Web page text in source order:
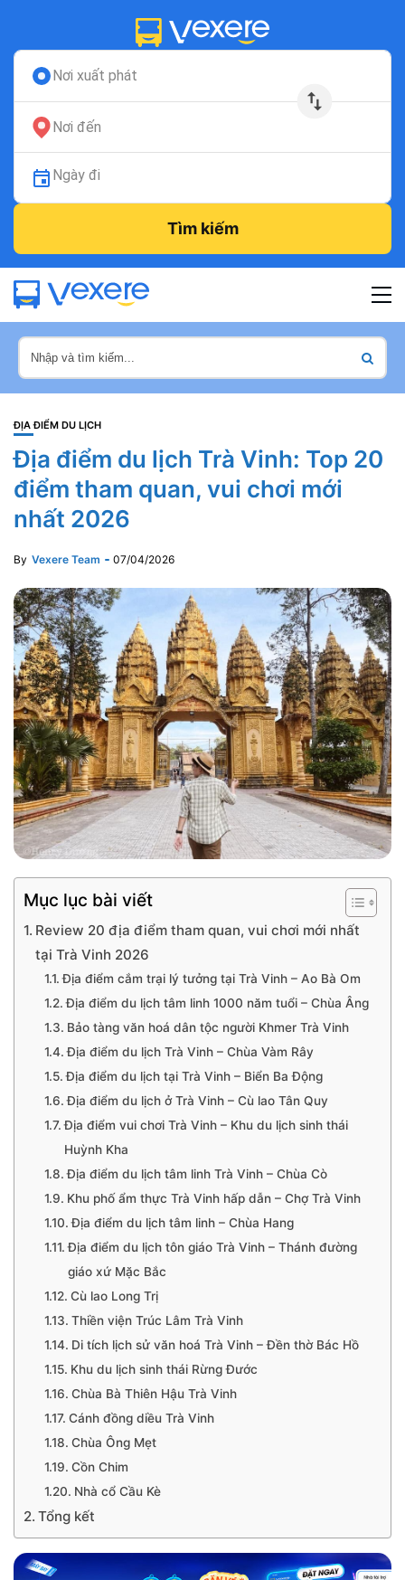
Nơi xuất phát
Nơi đến
Ngày đi
Tìm kiếm
ĐỊA ĐIỂM DU LỊCH
Địa điểm du lịch Trà Vinh: Top 20
điểm tham quan, vui chơi mới
nhất 2026
By Vexere Team 07/04/2026
Mục lục bài viết
Review 20 địa điểm tham quan, vui chơi mới nhất
tại Trà Vinh 2026
Địa điểm cắm trại lý tưởng tại Trà Vinh – Ao Bà Om
Địa điểm du lịch tâm linh 1000 năm tuổi – Chùa Âng
Bảo tàng văn hoá dân tộc người Khmer Trà Vinh
Địa điểm du lịch Trà Vinh – Chùa Vàm Rây
Địa điểm du lịch tại Trà Vinh – Biển Ba Động
Địa điểm du lịch ở Trà Vinh – Cù lao Tân Quy
Địa điểm vui chơi Trà Vinh – Khu du lịch sinh thái
Huỳnh Kha
Địa điểm du lịch tâm linh Trà Vinh – Chùa Cò
Khu phố ẩm thực Trà Vinh hấp dẫn – Chợ Trà Vinh
Địa điểm du lịch tâm linh – Chùa Hang
Địa điểm du lịch tôn giáo Trà Vinh – Thánh đường
giáo xứ Mặc Bắc
Cù lao Long Trị
Thiền viện Trúc Lâm Trà Vinh
Di tích lịch sử văn hoá Trà Vinh – Đền thờ Bác Hồ
Khu du lịch sinh thái Rừng Đước
Chùa Bà Thiên Hậu Trà Vinh
Cánh đồng diều Trà Vinh
Chùa Ông Mẹt
Cồn Chim
Nhà cổ Cầu Kè
Tổng kết